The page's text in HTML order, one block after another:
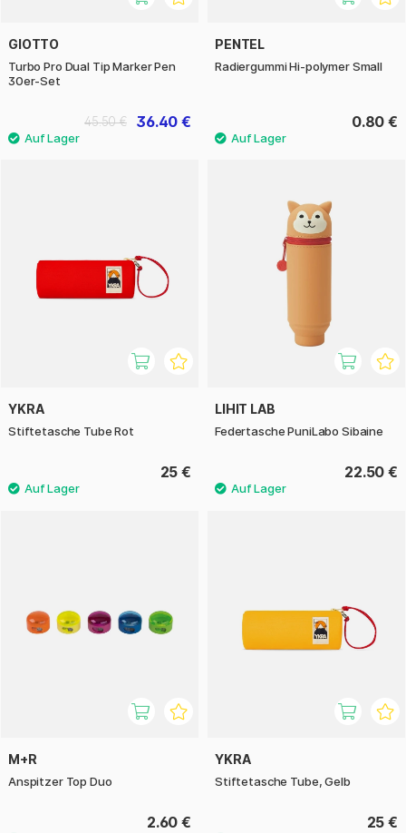
GIOTTO
Turbo Pro Dual Tip Marker Pen
30er-Set
36.40 €
45.50 €
PENTEL
Radiergummi Hi-polymer Small
0.80 €
YKRA
Stiftetasche Tube Rot
25 €
LIHIT LAB
Federtasche PuniLabo Sibaine
22.50 €
M+R
Anspitzer Top Duo
2.60 €
YKRA
Stiftetasche Tube, Gelb
25 €